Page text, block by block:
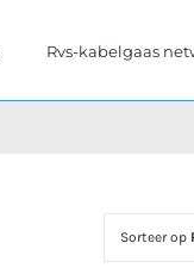
Rvs-kabelgaas
Sorteer op